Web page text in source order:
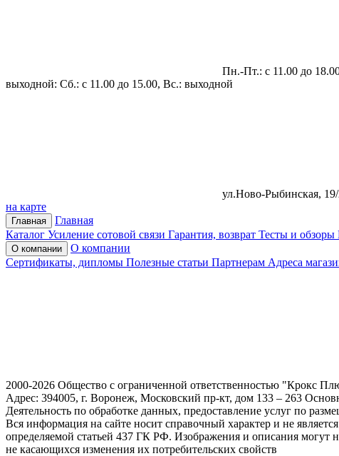
Пн.-Пт.: с 11.00 до
выходной: Сб.: с 11.00 до 15.00, Вс.: выходной
ул.Ново-Рыбинская,
на карте
Главная
Главная
Каталог Усиление сотовой связи Гарантия, возврат Тесты и обзоры
О компании
О компании
Сертификаты, дипломы Полезные статьи Партнерам Адреса
2000-2026 Общество с ограниченной ответственностью "Крокс
Адрес: 394005, г. Воронеж, Московский пр-кт, дом 133 – 263
Деятельность по обработке данных, предоставление услуг по
Вся информация на сайте носит справочный характер и не
определяемой статьей 437 ГК РФ. Изображения и описания могут
не касающихся изменения их потребительских свойств